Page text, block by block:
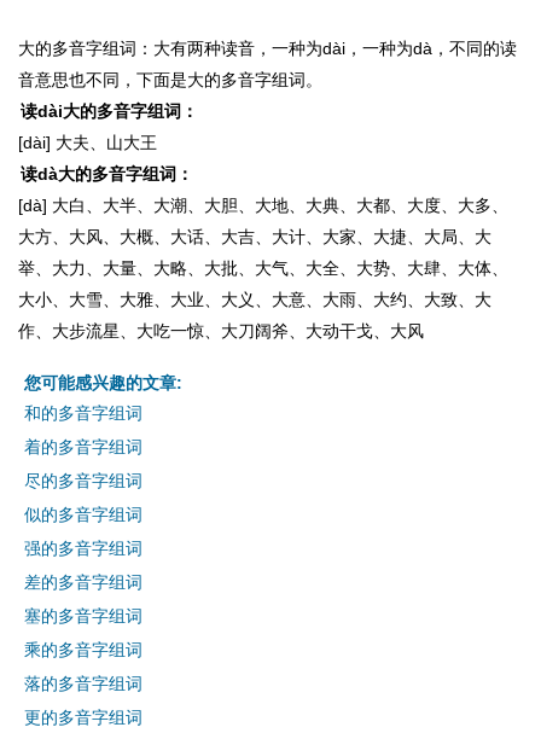
大的多音字组词：大有两种读音，一种为dài，一种为dà，不同的读
音意思也不同，下面是大的多音字组词。
读dài大的多音字组词：
[dài] 大夫、山大王
读dà大的多音字组词：
[dà] 大白、大半、大潮、大胆、大地、大典、大都、大度、大多、
大方、大风、大概、大话、大吉、大计、大家、大捷、大局、大
举、大力、大量、大略、大批、大气、大全、大势、大肆、大体、
大小、大雪、大雅、大业、大义、大意、大雨、大约、大致、大
作、大步流星、大吃一惊、大刀阔斧、大动干戈、大风
您可能感兴趣的文章:
和的多音字组词
着的多音字组词
尽的多音字组词
似的多音字组词
强的多音字组词
差的多音字组词
塞的多音字组词
乘的多音字组词
落的多音字组词
更的多音字组词